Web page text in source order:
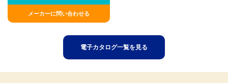
メーカーに問い合わせる
電子カタログ一覧を見る